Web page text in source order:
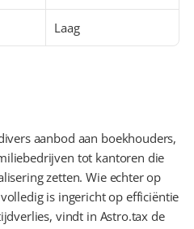
Laag
aanbod aan boekhouders,
tot kantoren die
zetten. Wie echter op
is ingericht op efficiëntie
vindt in Astro.tax de